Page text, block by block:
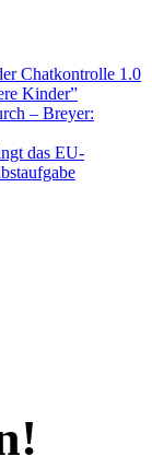
Chatkontrolle 1.0
Kinder”
– Breyer:
das EU-